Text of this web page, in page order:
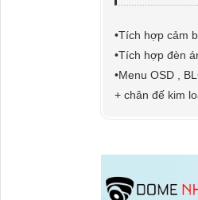
•Tích hợp cảm
•Tích hợp đèn
•Menu OSD ,
+ chân đế kim